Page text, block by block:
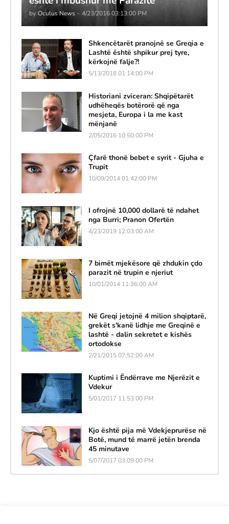
by Oculus News - 4/23/2016 03:13:00 PM
Shkencëtarët pranojnë se Greqia e
Lashtë është shpikur prej tyre,
kërkojnë falje?!
5/13/2018 01:14:00 PM
Historiani zviceran: Shqipëtarët
udhëheqës botërorë që nga
mesjeta, Europa i la me kast
mënjanë
2/05/2016 10:50:00 PM
Çfarë thonë bebet e syrit - Gjuha e
Trupit
10/09/2014 01:42:00 PM
I ofrojnë 10,000 dollarë të ndahet
nga Burri; Pranon Ofertën
4/23/2019 12:03:00 AM
7 bimët mjekësore që zhdukin çdo
parazit në trupin e njeriut
10/01/2014 11:36:00 AM
Në Greqi jetojnë 4 milion shqiptarë,
grekët s'kanë lidhje me Greqinë e
lashtë - dalin sekretet e kishës
ortodokse
2/21/2015 07:52:00 AM
Kuptimi i Ëndërrave me Njerëzit e
Vdekur
5/01/2017 11:53:00 PM
Kjo është pija më Vdekjeprurëse në
Botë, mund të marrë jetën brenda
45 minutave
5/07/2017 03:09:00 PM